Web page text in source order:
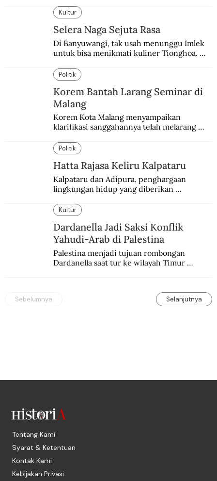
Kultur
Selera Naga Sejuta Rasa
Di Banyuwangi, tak usah menunggu Imlek
untuk bisa menikmati kuliner Tionghoa.
pekan.
Politik
Korem Bantah Larang Seminar di
Malang
Korem Kota Malang menyampaikan
klarifikasi sanggahannya telah melarang
Malang.
Politik
Hatta Rajasa Keliru Kalpataru
Kalpataru dan Adipura, penghargaan
lingkungan hidup yang diberikan
yang berbeda.
Kultur
Dardanella Jadi Saksi Konflik
Yahudi-Arab di Palestina
Palestina menjadi tujuan rombongan
Dardanella saat tur ke wilayah Timur
Sebelumnya Selanjutnya
Tentang Kami
Syarat & Ketentuan
Kontak Kami
Kebijakan Privasi